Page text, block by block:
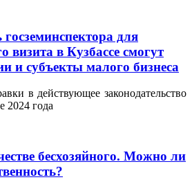
для
визита в Кузбассе смогут
и субъекты малого бизнеса
в действующее законодательство
2024 года
бесхозяйного. Можно ли